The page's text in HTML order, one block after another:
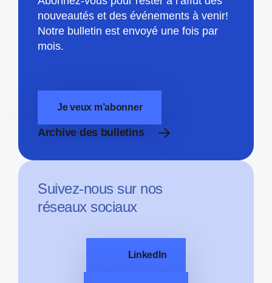
nouveautés et des événements à venir!
Notre bulletin est envoyé une fois par
mois.
Je veux m’abonner
Archive des bulletins
Suivez-nous sur nos
réseaux sociaux
LinkedIn